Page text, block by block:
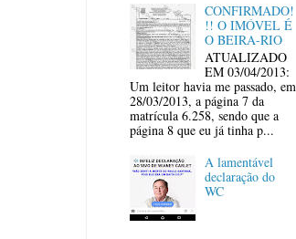
CONFIRMADO!
!! O IMÓVEL É
O BEIRA-RIO
ATUALIZADO
EM 03/04/2013:
Um leitor havia me passado, em
28/03/2013, a página 7 da
matrícula 6.258, sendo que a
página 8 que eu já tinha p...
A lamentável
declaração do
WC